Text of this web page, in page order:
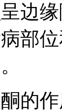
边
部
的作